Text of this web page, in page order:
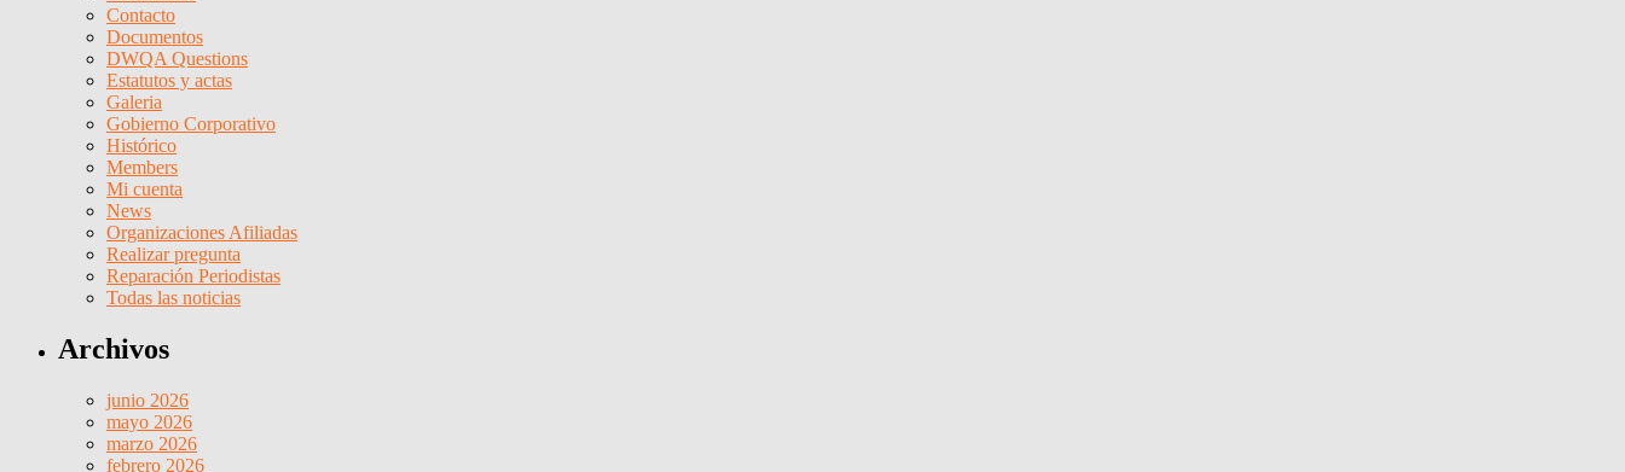
Contacto
Documentos
DWQA Questions
Estatutos y actas
Galeria
Gobierno Corporativo
Histórico
Members
Mi cuenta
News
Organizaciones Afiliadas
Realizar pregunta
Reparación Periodistas
Todas las noticias
Archivos
junio 2026
mayo 2026
marzo 2026
febrero 2026